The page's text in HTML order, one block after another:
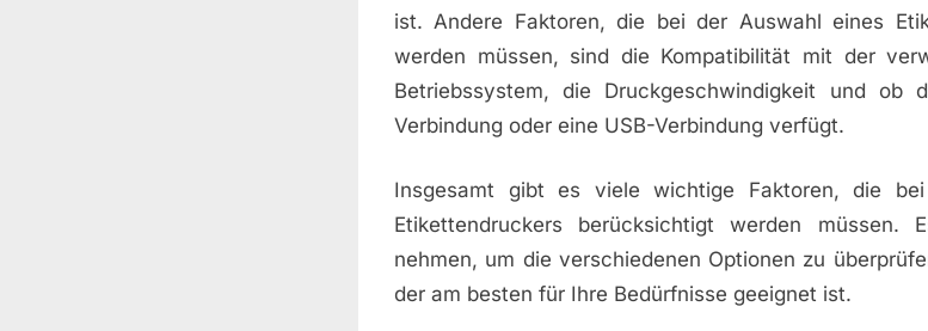
ist. Andere Faktoren, die bei der Auswahl eines
werden müssen, sind die Kompatibilität mit der
Betriebssystem, die Druckgeschwindigkeit und ob
Verbindung oder eine USB-Verbindung verfügt.
Insgesamt gibt es viele wichtige Faktoren, die
Etikettendruckers berücksichtigt werden
nehmen, um die verschiedenen Optionen zu
der am besten für Ihre Bedürfnisse geeignet ist.